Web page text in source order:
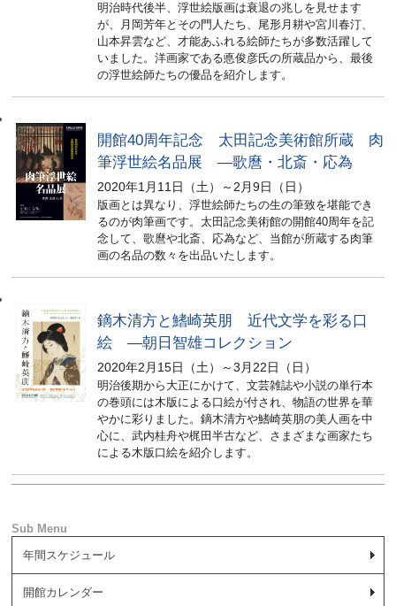
明治時代後半、浮世絵版画は衰退の兆しを見せます
が、月岡芳年とその門人たち、尾形月耕や宮川春汀、
山本昇雲など、才能あふれる絵師たちが多数活躍して
いました。洋画家である悳俊彦氏の所蔵品から、最後
の浮世絵師たちの優品を紹介します。
開館40周年記念 太田記念美術館所蔵 肉
筆浮世絵名品展 ―歌麿・北斎・応為
2020年1月11日（土）～2月9日（日）
版画とは異なり、浮世絵師たちの生の筆致を堪能でき
るのが肉筆画です。太田記念美術館の開館40周年を記
念して、歌麿や北斎、応為など、当館が所蔵する肉筆
画の名品の数々を出品いたします。
鏑木清方と鰭崎英朋 近代文学を彩る口
絵 ―朝日智雄コレクション
2020年2月15日（土）～3月22日（日）
明治後期から大正にかけて、文芸雑誌や小説の単行本
の巻頭には木版による口絵が付され、物語の世界を華
やかに彩りました。鏑木清方や鰭崎英朋の美人画を中
心に、武内桂舟や梶田半古など、さまざまな画家たち
による木版口絵を紹介します。
年間スケジュール
開館カレンダー